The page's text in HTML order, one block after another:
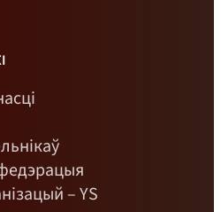
– YS